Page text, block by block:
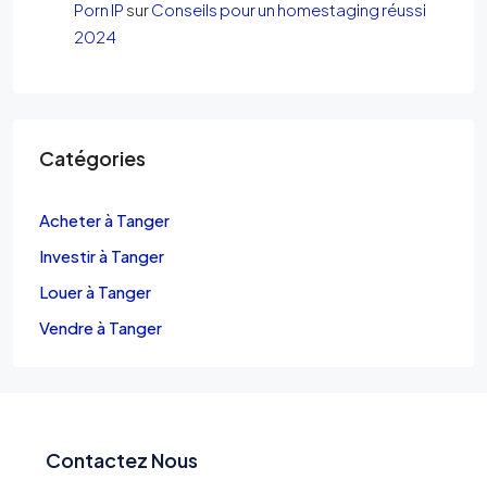
Porn IP surConseils pour un homestaging réussi
2024
Catégories
Acheter à Tanger
Investir à Tanger
Louer à Tanger
Vendre à Tanger
Contactez Nous